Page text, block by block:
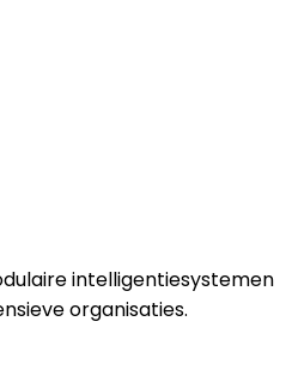
intelligentiesystemen
organisaties.